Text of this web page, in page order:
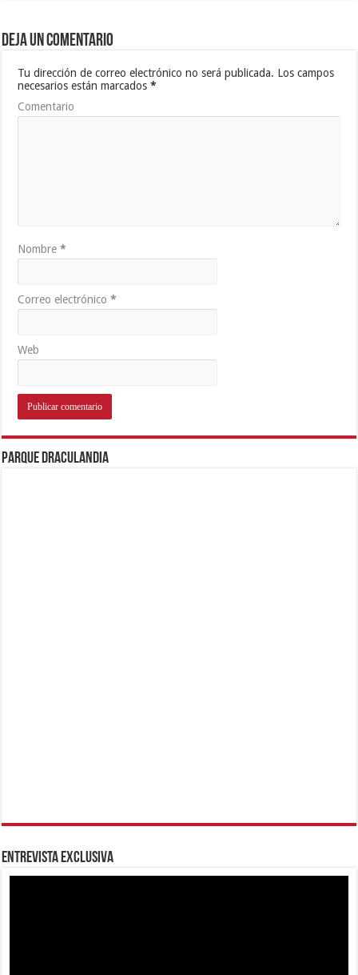
Deja un comentario
Tu dirección de correo electrónico no será publicada. Los campos
necesarios están marcados*
Comentario
Nombre*
Correo electrónico*
Web
Parque Draculandia
Entrevista Exclusiva